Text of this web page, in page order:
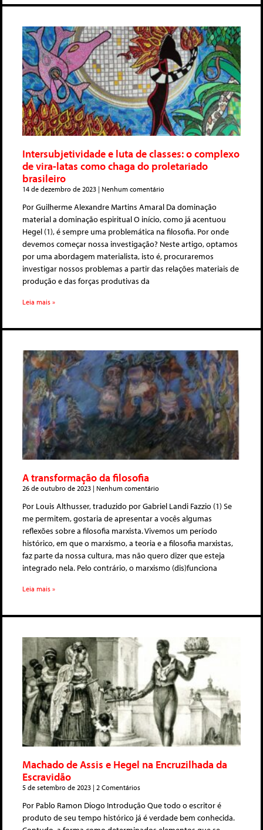
Intersubjetividade e luta de classes: o complexo
de vira-latas como chaga do proletariado
brasileiro
14 de dezembro de 2023 Nenhum comentário
Por Guilherme Alexandre Martins Amaral Da dominação
material a dominação espiritual O início, como já acentuou
Hegel (1), é sempre uma problemática na filosofia. Por onde
devemos começar nossa investigação? Neste artigo, optamos
por uma abordagem materialista, isto é, procuraremos
investigar nossos problemas a partir das relações materiais de
produção e das forças produtivas da
Leia mais »
A transformação da filosofia
26 de outubro de 2023 Nenhum comentário
Por Louis Althusser, traduzido por Gabriel Landi Fazzio (1) Se
me permitem, gostaria de apresentar a vocês algumas
reflexões sobre a filosofia marxista. Vivemos um período
histórico, em que o marxismo, a teoria e a filosofia marxistas,
faz parte da nossa cultura, mas não quero dizer que esteja
integrado nela. Pelo contrário, o marxismo (dis)funciona
Leia mais »
Machado de Assis e Hegel na Encruzilhada da
Escravidão
5 de setembro de 2023 2 Comentários
Por Pablo Ramon Diogo Introdução Que todo o escritor é
produto de seu tempo histórico já é verdade bem conhecida.